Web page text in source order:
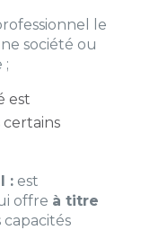
le
société ou
;
est
certains
:est
offre à titre
capacités